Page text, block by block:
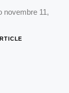
novembre 11,